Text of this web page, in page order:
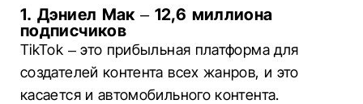
1. Дэниел Мак – 12,6 миллиона
подписчиков
TikTok – это прибыльная платформа для
создателей контента всех жанров, и это
касается и автомобильного контента.